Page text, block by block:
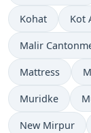
Kohat Kot
Malir
Mattress
Muridke
New Mirpur